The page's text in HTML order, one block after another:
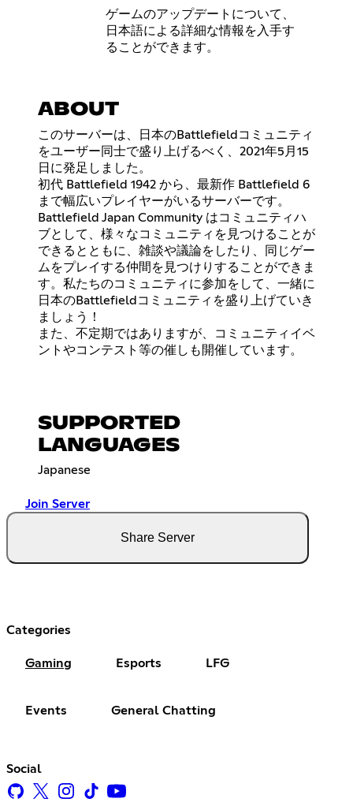
ゲームのアップデートについて、
日本語による詳細な情報を入手す
ることができます。
ABOUT
このサーバーは、日本のBattlefieldコミュニティ
をユーザー同士で盛り上げるべく、2021年5月15
日に発足しました。
初代 Battlefield 1942 から、最新作 Battlefield 6
まで幅広いプレイヤーがいるサーバーです。
Battlefield Japan Community はコミュニティハ
ブとして、様々なコミュニティを見つけることが
できるとともに、雑談や議論をしたり、同じゲー
ムをプレイする仲間を見つけりすることができま
す。私たちのコミュニティに参加をして、一緒に
日本のBattlefieldコミュニティを盛り上げていき
ましょう！
また、不定期ではありますが、コミュニティイベ
ントやコンテスト等の催しも開催しています。
SUPPORTED
LANGUAGES
Japanese
Join Server
Share Server
Categories
Gaming Esports LFG
Events General Chatting
Social